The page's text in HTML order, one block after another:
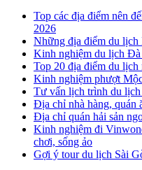
Top các địa điểm nên
2026
Những địa điểm du lịch
Kinh nghiệm du lịch Đà
Top 20 địa điểm du
Kinh nghiệm phượt
Tư vấn lịch trình du
Địa chỉ nhà hàng, quán
Địa chỉ quán hải sản
Kinh nghiệm đi
chơi, sống ảo
Gợi ý tour du lịch Sài